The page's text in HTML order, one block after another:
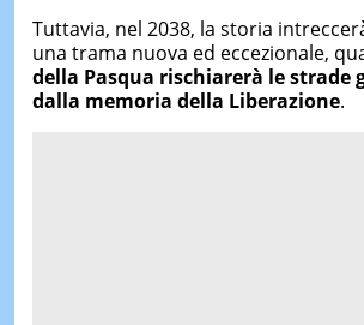
Tuttavia, nel 2038, la storia
una trama nuova ed eccezionale,
della Pasqua rischiarerà le strade
dalla memoria della Liberazione.